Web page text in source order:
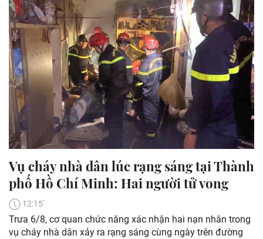
Vụ cháy nhà dân lúc rạng sáng tại Thành
phố Hồ Chí Minh: Hai người tử vong
12:15'
Trưa 6/8, cơ quan chức năng xác nhận hai nạn nhân trong
vụ cháy nhà dân xảy ra rạng sáng cùng ngày trên đường